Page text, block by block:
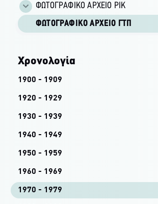
ΦΩΤΟΓΡΑΦΙΚΌ ΑΡΧΕΊΟ ΡΙΚ
ΦΩΤΟΓΡΑΦΙΚΌ ΑΡΧΕΊΟ ΓΤΠ
Χρονολογία
1900 - 1909
1920 - 1929
1930 - 1939
1940 - 1949
1950 - 1959
1960 - 1969
1970 - 1979